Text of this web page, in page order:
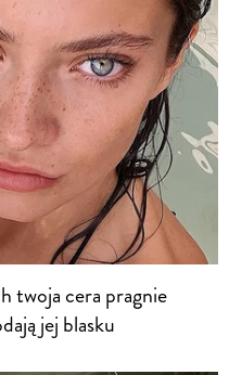
twoja cera pragnie
jej blasku